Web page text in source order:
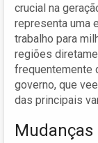
crucial na
representa uma
trabalho para
regiões
frequentemente
governo, que
das principais